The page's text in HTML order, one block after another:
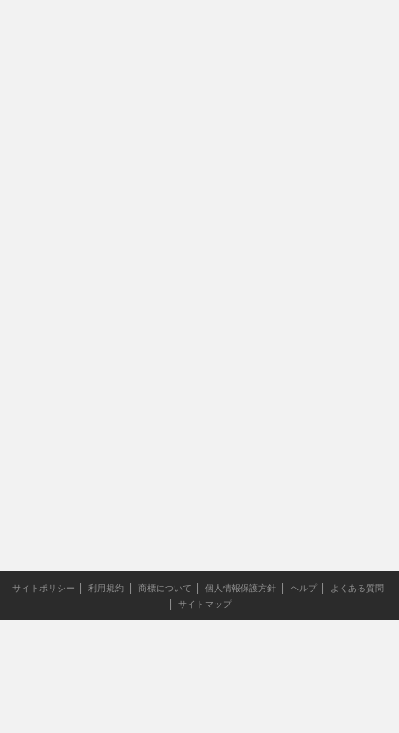
サイトポリシー 利用規約 商標について 個人情報保護方針 ヘルプ
よくある質問
サイトマップ